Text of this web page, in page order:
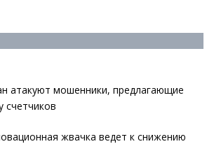
атакуют мошенники, предлагающие
счетчиков
жвачка ведет к снижению